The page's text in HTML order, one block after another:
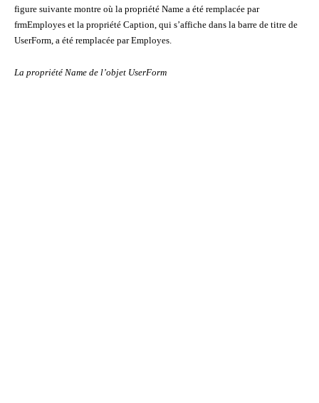
figure suivante montre où la propriété Name a été remplacée par
frmEmployes et la propriété Caption, qui s’affiche dans la barre de titre de
UserForm, a été remplacée par Employes.
La propriété Name de l’objet UserForm